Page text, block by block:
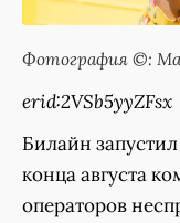
Фотография ©:
erid:2VSb5yyZFsx
Билайн
конца августа
операторов